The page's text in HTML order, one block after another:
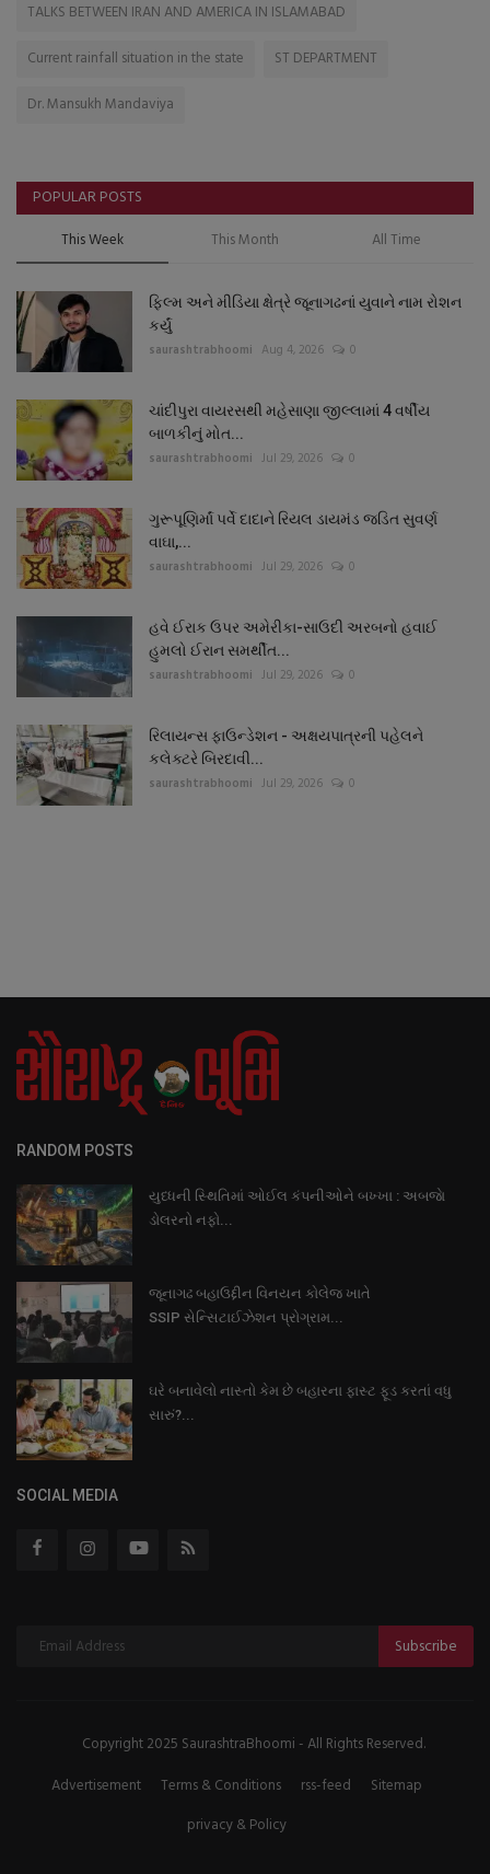
TALKS BETWEEN IRAN AND AMERICA IN ISLAMABAD
Current rainfall situation in the state
ST DEPARTMENT
Dr. Mansukh Mandaviya
POPULAR POSTS
This Week This Month All Time
ફિલ્મ અને મીડિયા ક્ષેત્રે જૂનાગઢનાં યુવાને નામ રોશન
કર્યું
saurashtrabhoomi Aug 4, 2026 0
ચાંદીપુરા વાયરસથી મહેસાણા જીલ્લામાં 4 વર્ષીય
બાળકીનું મોત...
saurashtrabhoomi Jul 29, 2026 0
ગુરૂપૂણિર્માં પર્વે દાદાને રિયલ ડાયમંડ જડિત સુવર્ણ
વાઘા,...
saurashtrabhoomi Jul 29, 2026 0
હવે ઈરાક ઉપર અમેરીકા-સાઉદી અરબનો હવાઈ
હુમલો ઈરાન સમર્થીત...
saurashtrabhoomi Jul 29, 2026 0
રિલાયન્સ ફાઉન્ડેશન - અક્ષયપાત્રની પહેલને
કલેક્ટરે બિરદાવી...
saurashtrabhoomi Jul 29, 2026 0
RANDOM POSTS
યુધ્ધની સ્થિતિમાં ઓઈલ કંપનીઓને બખ્ખા : અબજાે
ડોલરનો નફો...
જૂનાગઢ બહાઉદ્દીન વિનયન કોલેજ ખાતે
SSIP સેન્સિટાઈઝેશન પ્રોગ્રામ...
ઘરે બનાવેલો નાસ્તો કેમ છે બહારના ફાસ્ટ ફૂડ કરતાં વધુ
સારું?...
SOCIAL MEDIA
Subscribe
Copyright 2025 SaurashtraBhoomi - All Rights Reserved.
Advertisement
Terms & Conditions rss-feed
Sitemap
privacy & Policy